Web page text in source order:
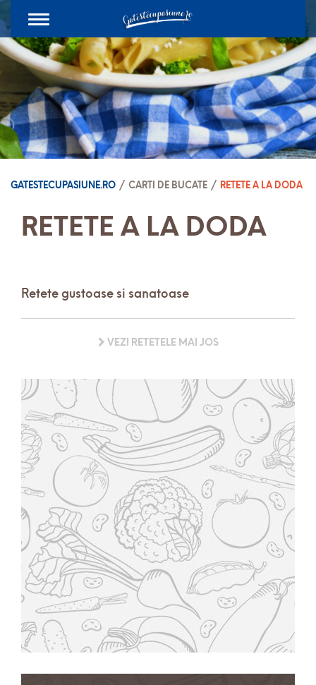
Toggle
GATESTECUPASIUNE.RO / CARTI DE BUCATE / RETETE A LA DODA
RETETE A LA DODA
Retete gustoase si sanatoase
VEZI RETETELE MAI JOS